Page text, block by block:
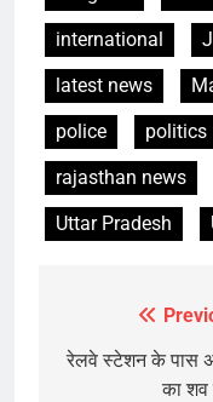
international
latest news
police
politics
rajasthan news
Uttar Pradesh
navigation
रेलवे स्टेशन के पास
का शव